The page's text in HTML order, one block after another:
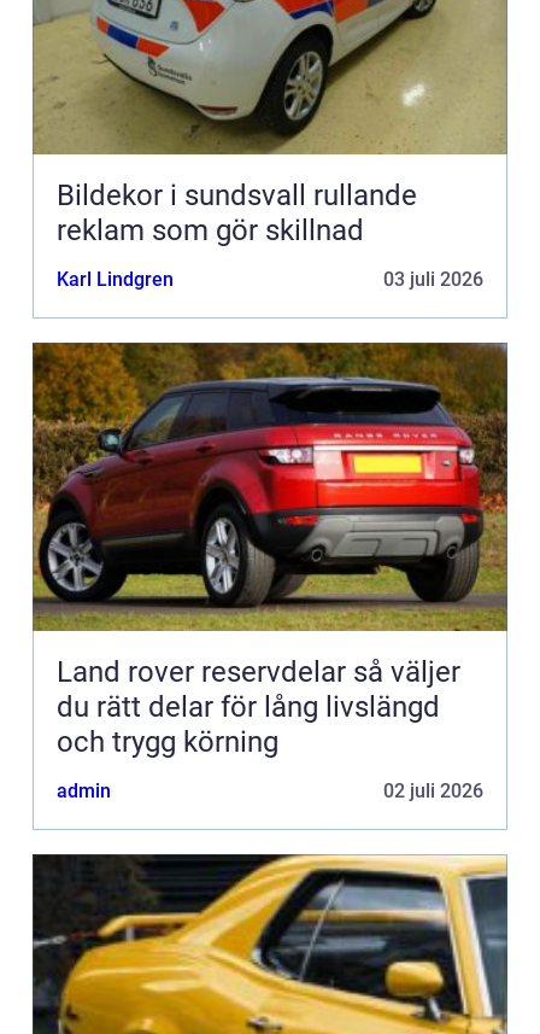
Bildekor i sundsvall rullande
reklam som gör skillnad
Karl Lindgren 03 juli 2026
Land rover reservdelar så väljer
du rätt delar för lång livslängd
och trygg körning
admin 02 juli 2026